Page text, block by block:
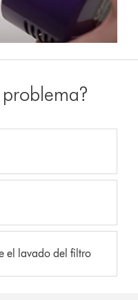
problema?
el lavado del filtro